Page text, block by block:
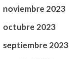
noviembre 2023
octubre 2023
septiembre 2023